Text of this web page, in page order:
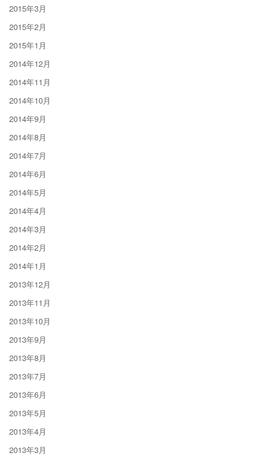
2015年3月
2015年2月
2015年1月
2014年12月
2014年11月
2014年10月
2014年9月
2014年8月
2014年7月
2014年6月
2014年5月
2014年4月
2014年3月
2014年2月
2014年1月
2013年12月
2013年11月
2013年10月
2013年9月
2013年8月
2013年7月
2013年6月
2013年5月
2013年4月
2013年3月